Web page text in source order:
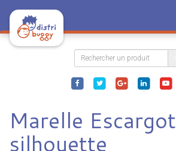
Marelle Escargot
silhouette